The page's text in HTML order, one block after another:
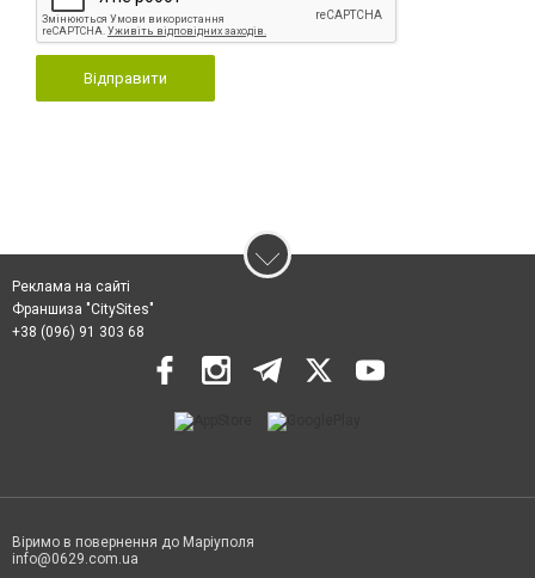
Відправити
Реклама на сайті
Франшиза "CitySites"
+38 (096) 91 303 68
Віримо в повернення до Маріуполя
info@0629.com.ua